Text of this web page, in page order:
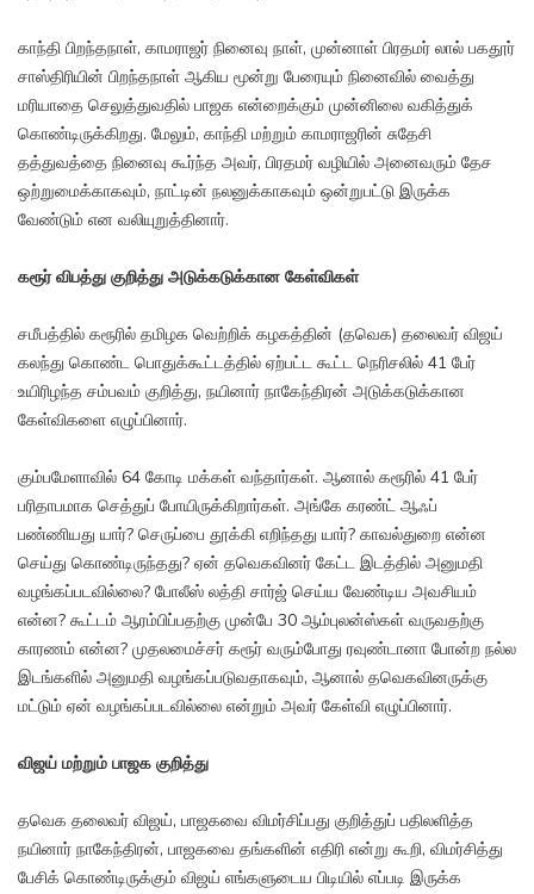
காந்தி பிறந்தநாள், காமராஜர் நினைவு நாள், முன்னாள் பிரதமர் லால் பகதூர்
சாஸ்திரியின் பிறந்தநாள் ஆகிய மூன்று பேரையும் நினைவில் வைத்து
மரியாதை செலுத்துவதில் பாஜக என்றைக்கும் முன்னிலை வகித்துக்
கொண்டிருக்கிறது. மேலும், காந்தி மற்றும் காமராஜரின் சுதேசி
தத்துவத்தை நினைவு கூர்ந்த அவர், பிரதமர் வழியில் அனைவரும் தேச
ஒற்றுமைக்காகவும், நாட்டின் நலனுக்காகவும் ஒன்றுபட்டு இருக்க
வேண்டும் என வலியுறுத்தினார்.
கரூர் விபத்து குறித்து அடுக்கடுக்கான கேள்விகள்
சமீபத்தில் கரூரில் தமிழக வெற்றிக் கழகத்தின் (தவெக) தலைவர் விஜய்
கலந்து கொண்ட பொதுக்கூட்டத்தில் ஏற்பட்ட கூட்ட நெரிசலில் 41 பேர்
உயிரிழந்த சம்பவம் குறித்து, நயினார் நாகேந்திரன் அடுக்கடுக்கான
கேள்விகளை எழுப்பினார்.
கும்பமேளாவில் 64 கோடி மக்கள் வந்தார்கள். ஆனால் கரூரில் 41 பேர்
பரிதாபமாக செத்துப் போயிருக்கிறார்கள். அங்கே கரண்ட் ஆஃப்
பண்ணியது யார்? செருப்பை தூக்கி எறிந்தது யார்? காவல்துறை என்ன
செய்து கொண்டிருந்தது? ஏன் தவெகவினர் கேட்ட இடத்தில் அனுமதி
வழங்கப்படவில்லை? போலீஸ் லத்தி சார்ஜ் செய்ய வேண்டிய அவசியம்
என்ன? கூட்டம் ஆரம்பிப்பதற்கு முன்பே 30 ஆம்புலன்ஸ்கள் வருவதற்கு
காரணம் என்ன? முதலமைச்சர் கரூர் வரும்போது ரவுண்டானா போன்ற நல்ல
இடங்களில் அனுமதி வழங்கப்படுவதாகவும், ஆனால் தவெகவினருக்கு
மட்டும் ஏன் வழங்கப்படவில்லை என்றும் அவர் கேள்வி எழுப்பினார்.
விஜய் மற்றும் பாஜக குறித்து
தவெக தலைவர் விஜய், பாஜகவை விமர்சிப்பது குறித்துப் பதிலளித்த
நயினார் நாகேந்திரன், பாஜகவை தங்களின் எதிரி என்று கூறி, விமர்சித்து
பேசிக் கொண்டிருக்கும் விஜய் எங்களுடைய பிடியில் எப்படி இருக்க